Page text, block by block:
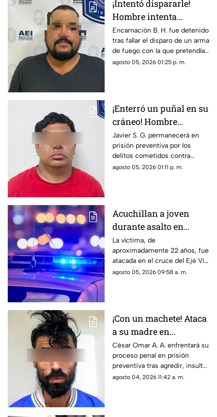
¡Intentó dispararle!
Hombre intenta
asesinar a su esposa y
la asfixia en
Chihuahua
Encarnación B. H. fue detenido
tras fallar el disparo de un arma
de fuego con la que pretendía
privar de la vida a su pareja en
agosto 05, 2026 01:25 p. m.
¡Enterró un puñal en su
cráneo! Hombre
secuestra y tortura
atrozmente a cuatro;
asesinan a uno en
Riberas del Bravo
Javier S. G. permanecerá en
prisión preventiva por los
delitos cometidos contra
cuatro personas en diciembre
agosto 05, 2026 01:11 p. m.
Acuchillan a joven
durante asalto en
estación de transporte
público en Eje Vial
La víctima, de
aproximadamente 22 años, fue
atacada en el cruce del Eje Vial
Juan Gabriel y calzada
agosto 05, 2026 09:58 a. m.
¡Con un machete! Ataca
a su madre en
Chihuahua; la amenazó
por no despertarlo para
ir a trabajar
César Omar A. A. enfrentará su
proceso penal en prisión
preventiva tras agredir, insultar
y amenazar de muerte a su
agosto 04, 2026 11:42 a. m.